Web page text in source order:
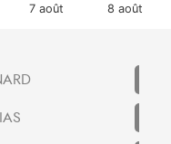
7 août 8 août